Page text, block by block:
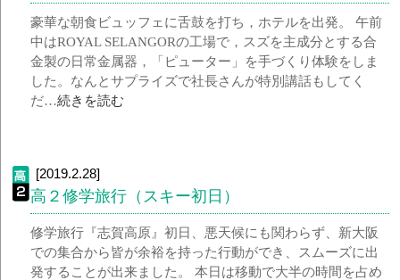
豪華な朝食ビュッフェに舌鼓を打ち，ホテルを出発。 午前
中はROYAL SELANGORの工場で，スズを主成分とする合
金製の日常金属器，「ピューター」を手づくり体験をしま
した。なんとサプライズで社長さんが特別講話もしてく
だ…続きを読む
[2019.2.28]
高２修学旅行（スキー初日）
修学旅行『志賀高原』初日、悪天候にも関わらず、新大阪
での集合から皆が余裕を持った行動ができ、スムーズに出
発することが出来ました。 本日は移動で大半の時間を占め